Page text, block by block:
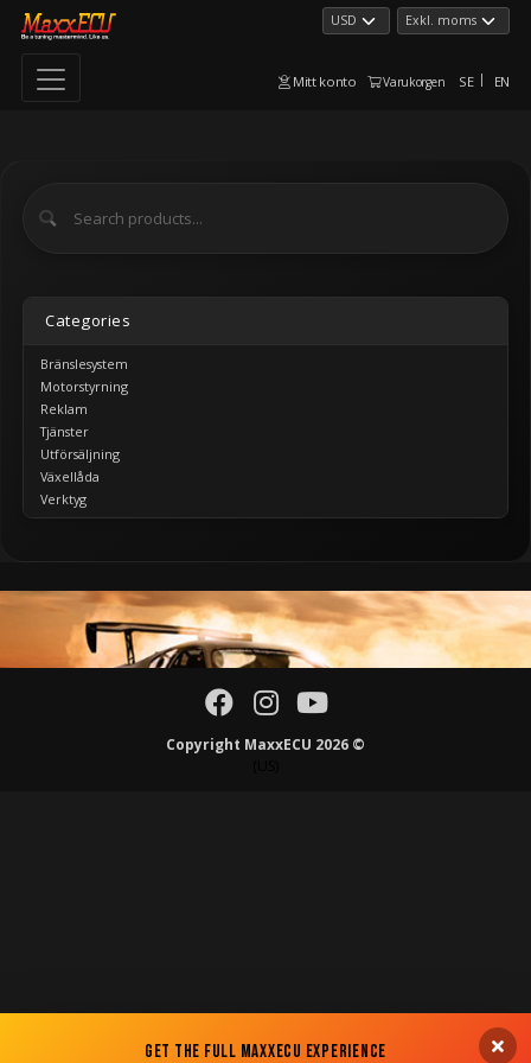
Mitt konto Varukorgen SE EN
Categories
Bränslesystem
Motorstyrning
Reklam
Tjänster
Utförsäljning
Växellåda
Verktyg
Copyright MaxxECU 2026 ©
Get the Full MaxxECU Experience